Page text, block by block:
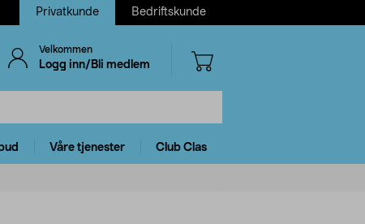
Privatkunde Bedriftskunde
Velkommen
Logg inn/Bli medlem
Våre tjenester Club Clas